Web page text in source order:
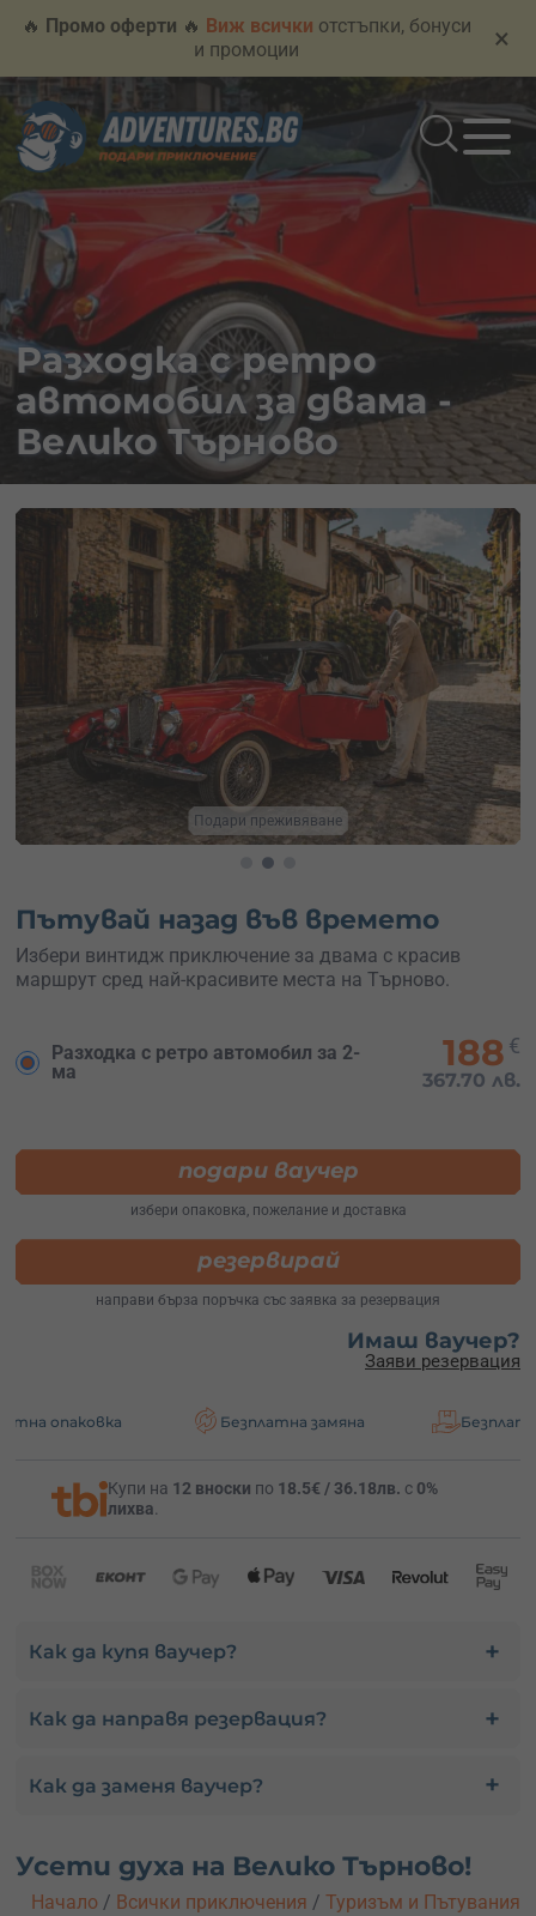
🔥 Промо оферти 🔥 Виж всички отстъпки, бонуси
и промоции
×
Разходка с ретро
автомобил за двама -
Велико Търново
Разходка във Велико Търново
Пътувай назад във времето
Избери винтидж приключение за двама с красив
маршрут сред най-красивите места на Търново.
Разходка с ретро автомобил за 2-
ма
188 €
367.70 лв.
подари ваучер
избери опаковка, пожелание и доставка
резервирай
направи бърза поръчка със заявка за резервация
Имаш ваучер?
Заяви резервация
Безплатна замяна Безплатна
Купи на 12 вноски по 18.5€ / 36.18лв. с 0%
лихва.
Как да купя ваучер?
Как да направя резервация?
Как да заменя ваучер?
Усети духа на Велико Търново!
Начало / Всички приключения / Туризъм и Пътувания